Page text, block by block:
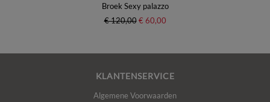
Broek Sexy palazzo
€ 120,00 € 60,00
KLANTENSERVICE
Algemene Voorwaarden